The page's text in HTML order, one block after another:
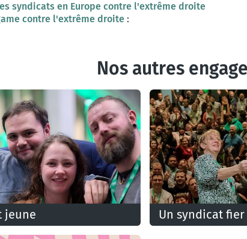
syndicats en Europe contre l'extrême droite
contre l'extrême droite :
Nos autres
jeune Un syndicat fier